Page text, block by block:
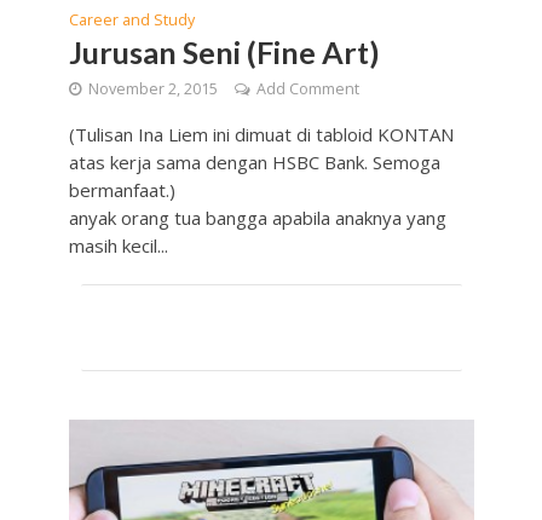
Career and Study
Jurusan Seni (Fine Art)
November 2, 2015 Add Comment
(Tulisan Ina Liem ini dimuat di tabloid KONTAN
atas kerja sama dengan HSBC Bank. Semoga
bermanfaat.)
anyak orang tua bangga apabila anaknya yang
masih kecil...